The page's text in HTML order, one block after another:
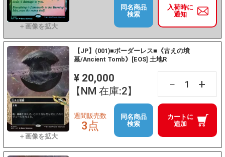
入荷時に
通知
同名商品
検索
【JP】(001)■ボーダーレス■《古えの墳
墓/Ancient Tomb》[EOS] 土地R
¥ 20,000
【NM 在庫:2】
－ +
カートに
追加
週間販売数
3点
同名商品
検索